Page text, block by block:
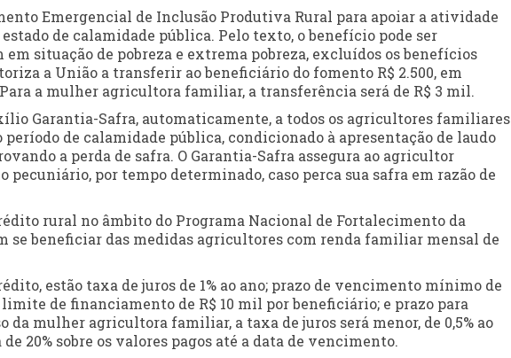
Emergencial de Inclusão Produtiva Rural para apoiar a atividade
de calamidade pública. Pelo texto, o benefício pode ser
situação de pobreza e extrema pobreza, excluídos os benefícios
a União a transferir ao beneficiário do fomento R$ 2.500, em
a mulher agricultora familiar, a transferência será de R$ 3 mil.
Garantia-Safra, automaticamente, a todos os agricultores familiares
de calamidade pública, condicionado à apresentação de laudo
a perda de safra. O Garantia-Safra assegura ao agricultor
por tempo determinado, caso perca sua safra em razão de
rural no âmbito do Programa Nacional de Fortalecimento da
se beneficiar das medidas agricultores com renda familiar mensal de
estão taxa de juros de 1% ao ano; prazo de vencimento mínimo de
de financiamento de R$ 10 mil por beneficiário; e prazo para
da mulher agricultora familiar, a taxa de juros será menor, de 0,5% ao
20% sobre os valores pagos até a data de vencimento.